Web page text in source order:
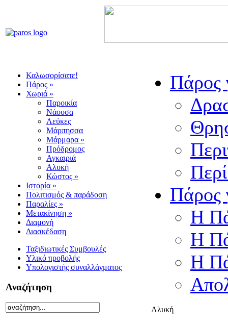
Καλωσορίσατε!
Πάρος »
Χωριά »
Παροικία
Νάουσα
Λεύκες
Μάρπησσα
Μάρμαρα »
Πρόδρομος
Αγκαιριά
Αλυκή
Κώστος »
Ιστορία »
Πολιτισμός & παράδοση
Παραλίες »
Μετακίνηση »
Διαμονή
Διασκέδαση
Ταξιδιωτικές Συμβουλές
Υλικό προβολής
Υπολογιστής συναλλάγματος
Αναζήτηση
Πάρος
Πάρος
Η
Η
Η
Αλυκή